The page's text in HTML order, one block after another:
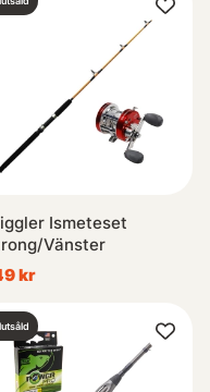
Ismeteset
Vänster
kr